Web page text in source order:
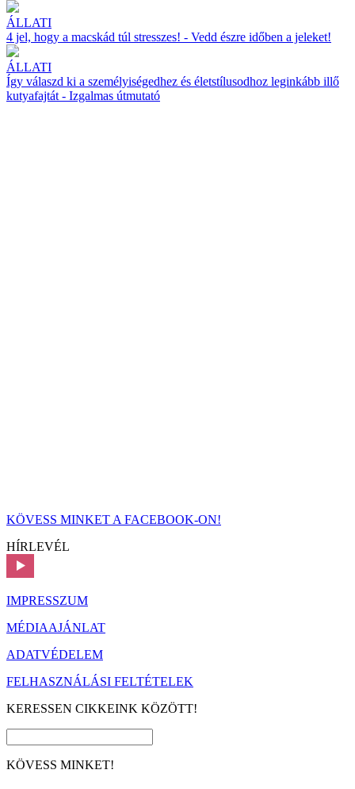
ÁLLATI
4 jel, hogy a macskád túl stresszes! - Vedd észre időben a jeleket!
ÁLLATI
Így válaszd ki a személyiségedhez és életstílusodhoz leginkább illő
kutyafajtát - Izgalmas útmutató
KÖVESS MINKET A FACEBOOK-ON!
HÍRLEVÉL
IMPRESSZUM
MÉDIAAJÁNLAT
ADATVÉDELEM
FELHASZNÁLÁSI FELTÉTELEK
KERESSEN CIKKEINK KÖZÖTT!
KÖVESS MINKET!